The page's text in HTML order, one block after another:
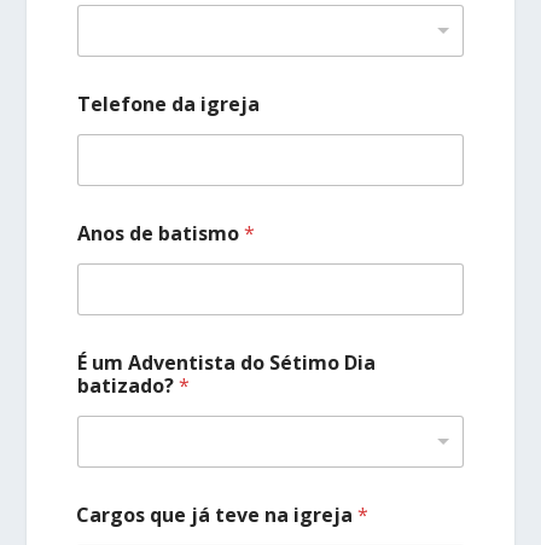
Telefone da igreja
Anos de batismo*
É um Adventista do Sétimo Dia
batizado?*
Cargos que já teve na igreja*